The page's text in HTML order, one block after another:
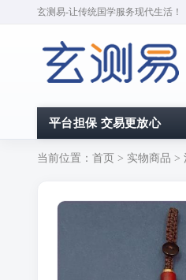
玄测易-让传统国学服务现代生活！
平台担保 交易更放心
当前位置： 首页 > 实物商品 >